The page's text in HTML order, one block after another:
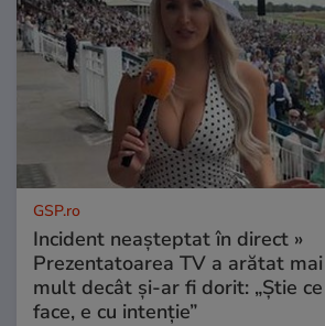
GSP.ro
Incident neașteptat în direct »
Prezentatoarea TV a arătat mai
mult decât și-ar fi dorit: „Știe ce
face, e cu intenție”